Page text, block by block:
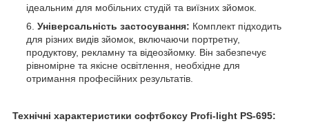
ідеальним для мобільних студій та виїзних зйомок.
Універсальність застосування: Комплект підходить
для різних видів зйомок, включаючи портретну,
продуктову, рекламну та відеозйомку. Він забезпечує
рівномірне та якісне освітлення, необхідне для
отримання професійних результатів.
Технічні характеристики софтбоксу Profi-light PS-695: